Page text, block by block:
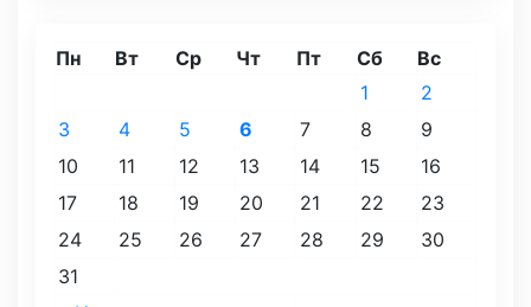
Пн Вт Ср Чт Пт Сб Вс
1
2
3
4 5 6 7 8
9
10
11 12 13 14 15
16
17
18 19 20 21 22
23
24
25 26 27 28 29
30
31